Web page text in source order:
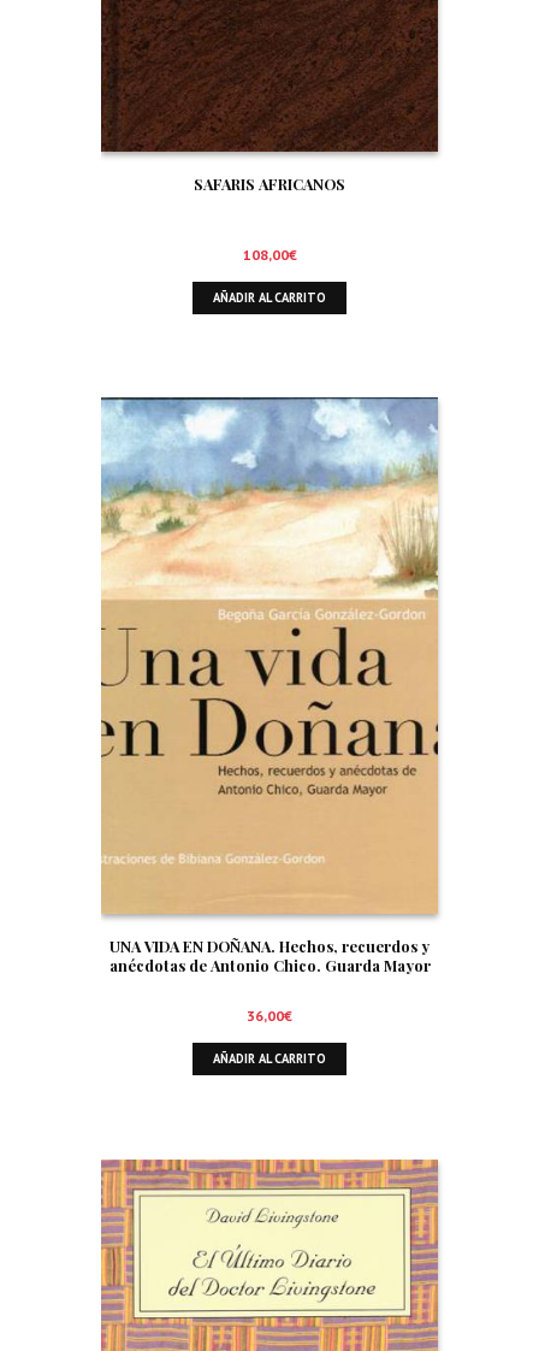
SAFARIS AFRICANOS
108,00€
AÑADIR AL CARRITO
UNA VIDA EN DOÑANA. Hechos, recuerdos y
anécdotas de Antonio Chico. Guarda Mayor
36,00€
AÑADIR AL CARRITO